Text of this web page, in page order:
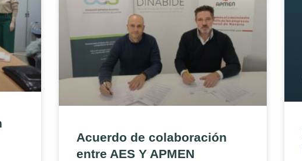
Acuerdo de colaboración
entre AES Y APMEN